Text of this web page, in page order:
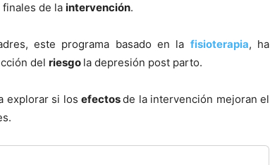
de la intervención.
este programa basado en la fisioterapia, ha
del riesgo la depresión post parto.
explorar si los efectosde la intervención mejoran el